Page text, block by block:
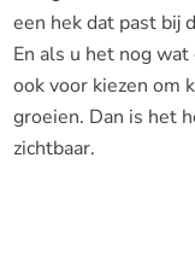
een hek dat past bij
En als u het nog
ook voor kiezen om
groeien. Dan is het
zichtbaar.